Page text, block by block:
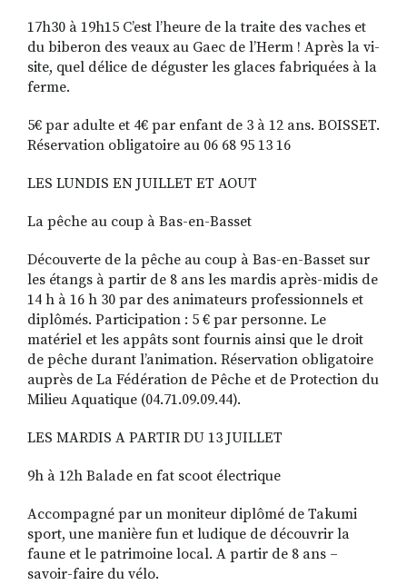
17h30 à 19h15 C’est l’heure de la traite des vaches et
du biberon des veaux au Gaec de l’Herm ! Après la vi­
site, quel délice de déguster les glaces fabriquées à la
ferme.
5€ par adulte et 4€ par enfant de 3 à 12 ans. BOISSET.
Réservation obligatoire au 06 68 95 13 16
LES LUNDIS EN JUILLET ET AOUT
La pêche au coup à Bas-en-Basset
Découverte de la pêche au coup à Bas-en-Basset sur
les étangs à partir de 8 ans les mardis après-midis de
14 h à 16 h 30 par des animateurs professionnels et
diplômés. Participation : 5 € par personne. Le
matériel et les appâts sont fournis ainsi que le droit
de pêche durant l’animation. Réservation obligatoire
auprès de La Fédération de Pêche et de Protection du
Milieu Aquatique (04.71.09.09.44).
LES MARDIS A PARTIR DU 13 JUILLET
9h à 12h Balade en fat scoot électrique
Accompagné par un moniteur diplômé de Takumi
sport, une manière fun et ludique de découvrir la
faune et le pa­trimoine local. A partir de 8 ans –
savoir-faire du vélo.